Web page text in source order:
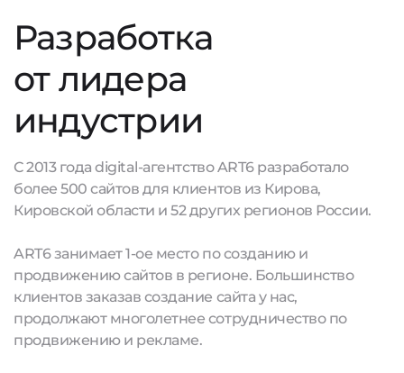
Разработка
от лидера
индустрии
С 2013 года digital-агентство ART6 разработало
более 500 сайтов для клиентов из Кирова,
Кировской области и 52 других регионов России.
ART6 занимает 1-ое место по созданию и
продвижению сайтов в регионе. Большинство
клиентов заказав создание сайта у нас,
продолжают многолетнее сотрудничество по
продвижению и рекламе.